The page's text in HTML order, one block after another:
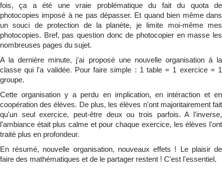
fois, ça a été une vraie problématique du fait du quota de
photocopies imposé à ne pas dépasser. Et quand bien même dans
un souci de protection de la planète, je limite moi-même mes
photocopies. Bref, pas question donc de photocopier en masse les
nombreuses pages du sujet.
A la dernière minute, j'ai proposé une nouvelle organisation à la
classe qui l'a validée. Pour faire simple : 1 table = 1 exercice = 1
groupe.
Cette organisation y a perdu en implication, en intéraction et en
coopération des élèves. De plus, les élèves n'ont majoritairement fait
qu'un seul exercice, peut-être deux ou trois parfois. A l'inverse,
l'ambiance était plus calme et pour chaque exercice, les élèves l'ont
traité plus en profondeur.
En résumé, nouvelle organisation, nouveaux effets ! Le plaisir de
faire des mathématiques et de le partager restent ! C'est l'essentiel.